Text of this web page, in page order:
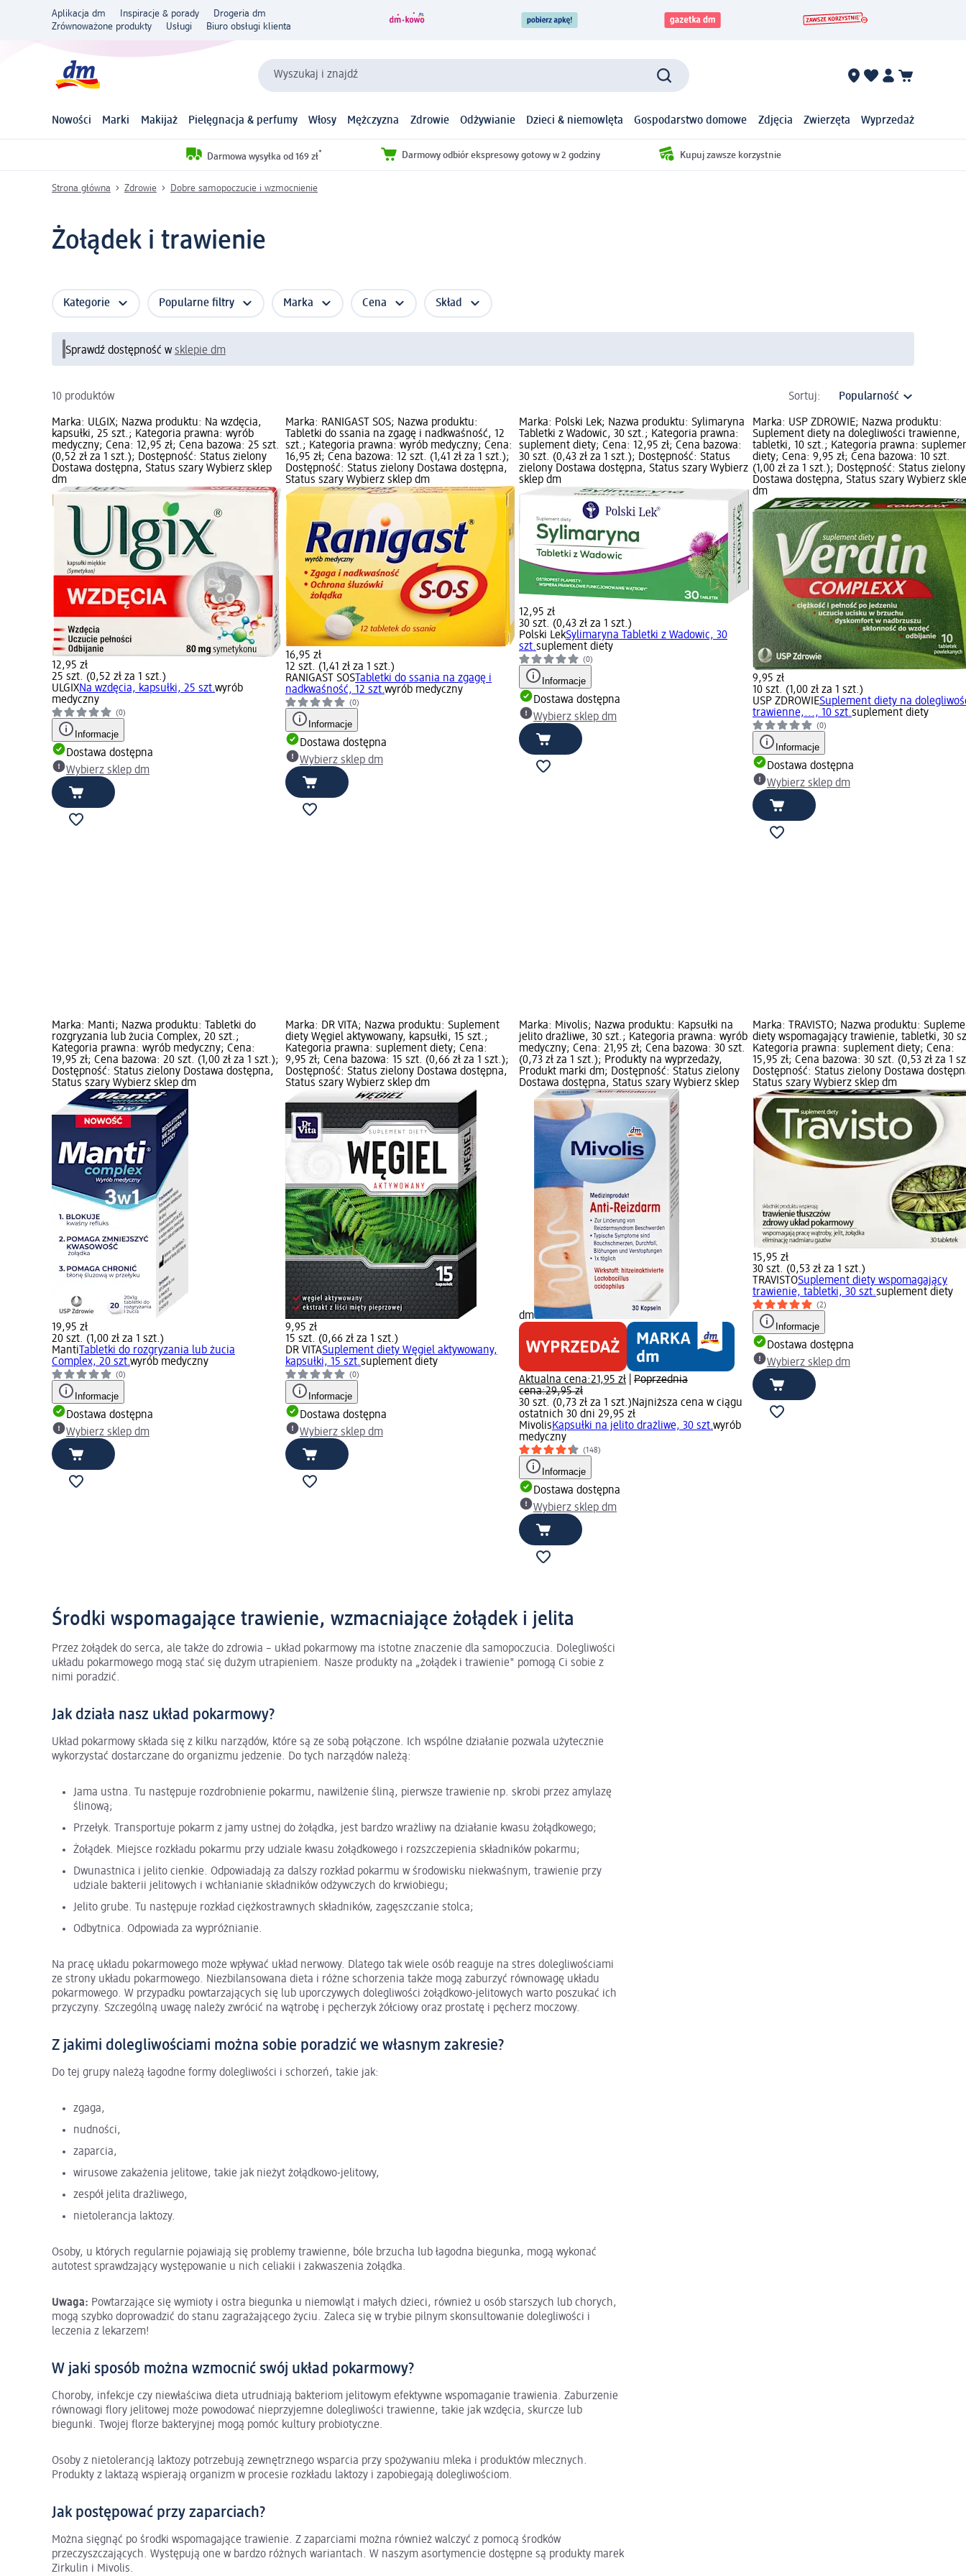
Aplikacja dm Inspiracje & porady
Drogeria dm
Zrównoważone produkty
Usługi Biuro obsługi klienta
Wyszukaj i znajdź
Nowości Marki Makijaż Pielęgnacja & perfumy Włosy Mężczyzna Zdrowie Odżywianie Dzieci & niemowlęta Gospodarstwo domowe Zdjęcia Zwierzęta Wyprzedaż
Darmowa wysyłka od 169 zł* Darmowy odbiór ekspresowy gotowy w 2 godziny Kupuj zawsze korzystnie
Strona główna Zdrowie Dobre samopoczucie i wzmocnienie
Żołądek i trawienie
Kategorie Popularne filtry Marka Cena Skład
Sprawdź dostępność w sklepie dm
10 produktów Sortuj:
Marka: ULGIX; Nazwa produktu: Na wzdęcia,
kapsułki, 25 szt.; Kategoria prawna: wyrób
medyczny; Cena: 12,95 zł; Cena bazowa: 25 szt.
(0,52 zł za 1 szt.); Dostępność: Status zielony
Dostawa dostępna, Status szary Wybierz sklep
dm
12,95 zł
25 szt. (0,52 zł za 1 szt.)
ULGIXNa wzdęcia, kapsułki, 25 szt.wyrób
medyczny
(0)
Informacje
Dostawa dostępna
Wybierz sklep dm
Marka: RANIGAST SOS; Nazwa produktu:
Tabletki do ssania na zgagę i nadkwaśność, 12
szt.; Kategoria prawna: wyrób medyczny; Cena:
16,95 zł; Cena bazowa: 12 szt. (1,41 zł za 1 szt.);
Dostępność: Status zielony Dostawa dostępna,
Status szary Wybierz sklep dm
16,95 zł
12 szt. (1,41 zł za 1 szt.)
RANIGAST SOS Tabletki do ssania na zgagę i
nadkwaśność, 12 szt.wyrób medyczny
(0)
Informacje
Dostawa dostępna
Wybierz sklep dm
Marka: Polski Lek; Nazwa produktu: Sylimaryna
Tabletki z Wadowic, 30 szt.; Kategoria prawna:
suplement diety; Cena: 12,95 zł; Cena bazowa:
30 szt. (0,43 zł za 1 szt.); Dostępność: Status
zielony Dostawa dostępna, Status szary Wybierz
sklep dm
12,95 zł
30 szt. (0,43 zł za 1 szt.)
Polski LekSylimaryna Tabletki z Wadowic, 30
szt.suplement diety
(0)
Informacje
Dostawa dostępna
Wybierz sklep dm
Marka: USP ZDROWIE; Nazwa produktu:
Suplement diety na dolegliwości trawienne,
tabletki, 10 szt.; Kategoria prawna:
diety; Cena: 9,95 zł; Cena bazowa: 10 szt.
(1,00 zł za 1 szt.); Dostępność: Status zielony
Dostawa dostępna, Status szary Wybierz
dm
9,95 zł
10 szt. (1,00 zł za 1 szt.)
USP ZDROWIESuplement diety na
trawienne,..., 10 szt.suplement diety
(0)
Informacje
Dostawa dostępna
Wybierz sklep dm
Marka: Manti; Nazwa produktu: Tabletki do
rozgryzania lub żucia Complex, 20 szt.;
Kategoria prawna: wyrób medyczny; Cena:
19,95 zł; Cena bazowa: 20 szt. (1,00 zł za 1 szt.);
Dostępność: Status zielony Dostawa dostępna,
Status szary Wybierz sklep dm
19,95 zł
20 szt. (1,00 zł za 1 szt.)
Manti Tabletki do rozgryzania lub żucia
Complex, 20 szt.wyrób medyczny
(0)
Informacje
Dostawa dostępna
Wybierz sklep dm
Marka: DR VITA; Nazwa produktu: Suplement
diety Węgiel aktywowany, kapsułki, 15 szt.;
Kategoria prawna: suplement diety; Cena:
9,95 zł; Cena bazowa: 15 szt. (0,66 zł za 1 szt.);
Dostępność: Status zielony Dostawa dostępna,
Status szary Wybierz sklep dm
9,95 zł
15 szt. (0,66 zł za 1 szt.)
DR VITASuplement diety Węgiel aktywowany,
kapsułki, 15 szt.suplement diety
(0)
Informacje
Dostawa dostępna
Wybierz sklep dm
Marka: Mivolis; Nazwa produktu: Kapsułki na
jelito drażliwe, 30 szt.; Kategoria prawna: wyrób
medyczny; Cena: 21,95 zł; Cena bazowa: 30 szt.
(0,73 zł za 1 szt.); Produkty na wyprzedaży,
Produkt marki dm; Dostępność: Status zielony
Dostawa dostępna, Status szary Wybierz sklep
dm
Aktualna cena:21,95 zł
Poprzednia
cena:29,95 zł
30 szt. (0,73 zł za 1 szt.)Najniższa cena w ciągu
ostatnich 30 dni 29,95 zł
MivolisKapsułki na jelito drażliwe, 30 szt.wyrób
medyczny
(148)
Informacje
Dostawa dostępna
Wybierz sklep dm
Marka: TRAVISTO; Nazwa produktu:
diety wspomagający trawienie, tabletki, 30
Kategoria prawna: suplement diety; Cena:
15,95 zł; Cena bazowa: 30 szt. (0,53 zł za 1
Dostępność: Status zielony Dostawa
Status szary Wybierz sklep dm
15,95 zł
30 szt. (0,53 zł za 1 szt.)
TRAVISTOSuplement diety wspomagający
trawienie, tabletki, 30 szt.suplement diety
(2)
Informacje
Dostawa dostępna
Wybierz sklep dm
Środki wspomagające trawienie, wzmacniające żołądek i jelita
Przez żołądek do serca, ale także do zdrowia – układ pokarmowy ma istotne znaczenie dla samopoczucia. Dolegliwości
układu pokarmowego mogą stać się dużym utrapieniem. Nasze produkty na „żołądek i trawienie" pomogą Ci sobie z
nimi poradzić.
Jak działa nasz układ pokarmowy?
Układ pokarmowy składa się z kilku narządów, które są ze sobą połączone. Ich wspólne działanie pozwala użytecznie
wykorzystać dostarczane do organizmu jedzenie. Do tych narządów należą:
Jama ustna. Tu następuje rozdrobnienie pokarmu, nawilżenie śliną, pierwsze trawienie np. skrobi przez amylazę
ślinową;
Przełyk. Transportuje pokarm z jamy ustnej do żołądka, jest bardzo wrażliwy na działanie kwasu żołądkowego;
Żołądek. Miejsce rozkładu pokarmu przy udziale kwasu żołądkowego i rozszczepienia składników pokarmu;
Dwunastnica i jelito cienkie. Odpowiadają za dalszy rozkład pokarmu w środowisku niekwaśnym, trawienie przy
udziale bakterii jelitowych i wchłanianie składników odżywczych do krwiobiegu;
Jelito grube. Tu następuje rozkład ciężkostrawnych składników, zagęszczanie stolca;
Odbytnica. Odpowiada za wypróżnianie.
Na pracę układu pokarmowego może wpływać układ nerwowy. Dlatego tak wiele osób reaguje na stres dolegliwościami
ze strony układu pokarmowego. Niezbilansowana dieta i różne schorzenia także mogą zaburzyć równowagę układu
pokarmowego. W przypadku powtarzających się lub uporczywych dolegliwości żołądkowo-jelitowych warto poszukać ich
przyczyny. Szczególną uwagę należy zwrócić na wątrobę i pęcherzyk żółciowy oraz prostatę i pęcherz moczowy.
Z jakimi dolegliwościami można sobie poradzić we własnym zakresie?
Do tej grupy należą łagodne formy dolegliwości i schorzeń, takie jak:
zgaga,
nudności,
zaparcia,
wirusowe zakażenia jelitowe, takie jak nieżyt żołądkowo-jelitowy,
zespół jelita drażliwego,
nietolerancja laktozy.
Osoby, u których regularnie pojawiają się problemy trawienne, bóle brzucha lub łagodna biegunka, mogą wykonać
autotest sprawdzający występowanie u nich celiakii i zakwaszenia żołądka.
Uwaga: Powtarzające się wymioty i ostra biegunka u niemowląt i małych dzieci, również u osób starszych lub chorych,
mogą szybko doprowadzić do stanu zagrażającego życiu. Zaleca się w trybie pilnym skonsultowanie dolegliwości i
leczenia z lekarzem!
W jaki sposób można wzmocnić swój układ pokarmowy?
Choroby, infekcje czy niewłaściwa dieta utrudniają bakteriom jelitowym efektywne wspomaganie trawienia. Zaburzenie
równowagi flory jelitowej może powodować nieprzyjemne dolegliwości trawienne, takie jak wzdęcia, skurcze lub
biegunki. Twojej florze bakteryjnej mogą pomóc kultury probiotyczne.
Osoby z nietolerancją laktozy potrzebują zewnętrznego wsparcia przy spożywaniu mleka i produktów mlecznych.
Produkty z laktazą wspierają organizm w procesie rozkładu laktozy i zapobiegają dolegliwościom.
Jak postępować przy zaparciach?
Można sięgnąć po środki wspomagające trawienie. Z zaparciami można również walczyć z pomocą środków
przeczyszczających. Występują one w bardzo różnych wariantach. W naszym asortymencie dostępne są produkty marek
Zirkulin i Mivolis.